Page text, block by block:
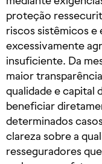
proteção
riscos sistêmicos
excessivamente
insuficiente. Da
maior
qualidade e capital
beneficiar
determinados
clareza sobre a
resseguradores